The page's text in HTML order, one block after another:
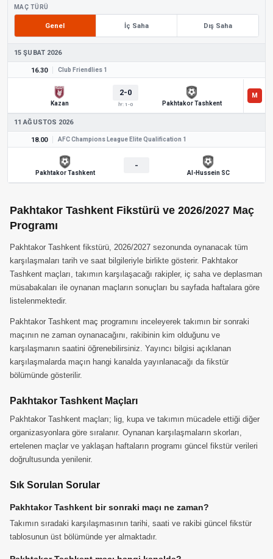
MAÇ TÜRÜ
Genel İç Saha Dış Saha
15 ŞUBAT 2026
16.30 Club Friendlies 1
Kazan
2-0
İY: 1-0 Pakhtakor Tashkent
11 AĞUSTOS 2026
18.00 AFC Champions League Elite Qualification 1
Pakhtakor Tashkent
-
Al-Hussein SC
Pakhtakor Tashkent Fikstürü ve 2026/2027 Maç
Programı
Pakhtakor Tashkent fikstürü, 2026/2027 sezonunda oynanacak tüm
karşılaşmaları tarih ve saat bilgileriyle birlikte gösterir. Pakhtakor
Tashkent maçları, takımın karşılaşacağı rakipler, iç saha ve deplasman
müsabakaları ile oynanan maçların sonuçları bu sayfada haftalara göre
listelenmektedir.
Pakhtakor Tashkent maç programını inceleyerek takımın bir sonraki
maçının ne zaman oynanacağını, rakibinin kim olduğunu ve
karşılaşmanın saatini öğrenebilirsiniz. Yayıncı bilgisi açıklanan
karşılaşmalarda maçın hangi kanalda yayınlanacağı da fikstür
bölümünde gösterilir.
Pakhtakor Tashkent Maçları
Pakhtakor Tashkent maçları; lig, kupa ve takımın mücadele ettiği diğer
organizasyonlara göre sıralanır. Oynanan karşılaşmaların skorları,
ertelenen maçlar ve yaklaşan haftaların programı güncel fikstür verileri
doğrultusunda yenilenir.
Sık Sorulan Sorular
Pakhtakor Tashkent bir sonraki maçı ne zaman?
Takımın sıradaki karşılaşmasının tarihi, saati ve rakibi güncel fikstür
tablosunun üst bölümünde yer almaktadır.